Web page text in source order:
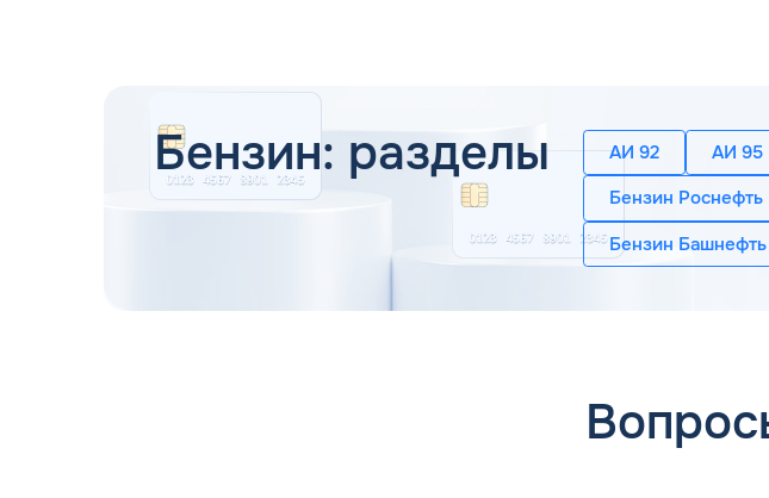
Допускается незначительная погрешность. Чтобы определить плотность
определения величины с учетом температурных коэффициентов.
Октановое число бензина
Октановое число определяет детонационную стойкость автомобильного
лабораторной смеси), тем меньше вероятность возникновения взрывов в
ОЧ практически не влияет на расход топлива. Энергоэффективность
Бензин: разделы АИ 92 АИ 95
Бензин Роснефть
Бензин Башнефть